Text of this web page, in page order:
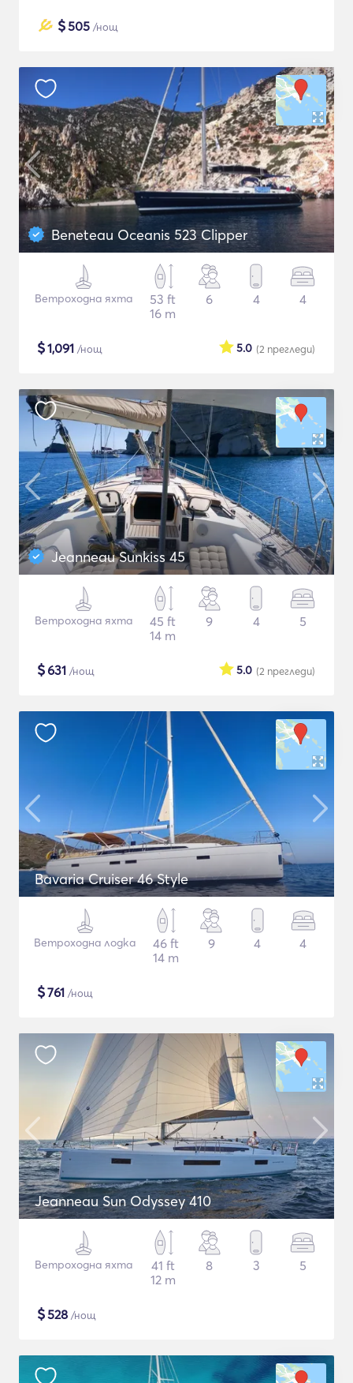
$505 /нощ
Beneteau Oceanis 523 Clipper
Ветроходна яхта
53 ft
16 m
6 4 4
$1,091 /нощ (2 прегледи)
5.0
Jeanneau Sunkiss 45
Ветроходна яхта
45 ft
14 m
9 4 5
$631 /нощ (2 прегледи)
5.0
Bavaria Cruiser 46 Style
Ветроходна лодка
46 ft
14 m
9 4 4
$761 /нощ
Jeanneau Sun Odyssey 410
Ветроходна яхта
41 ft
12 m
8 3 5
$528 /нощ